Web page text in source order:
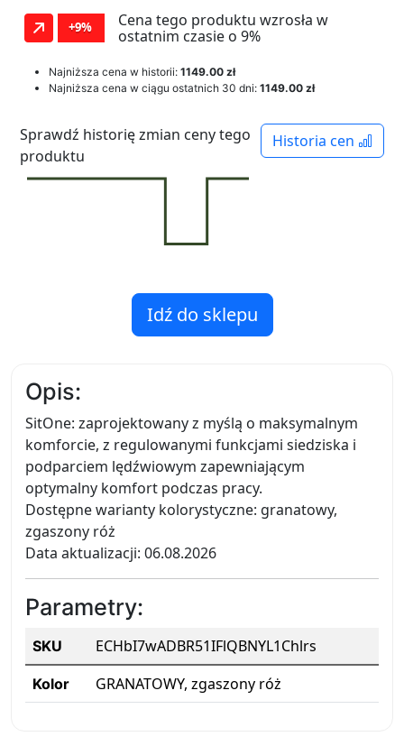
+9%
Cena tego produktu wzrosła w
ostatnim czasie o 9%
Najniższa cena w historii: 1149.00 zł
Najniższa cena w ciągu ostatnich 30 dni: 1149.00 zł
Historia cen
Sprawdź historię zmian ceny tego
produktu
Idź do sklepu
Opis:
SitOne: zaprojektowany z myślą o maksymalnym
komforcie, z regulowanymi funkcjami siedziska i
podparciem lędźwiowym zapewniającym
optymalny komfort podczas pracy.
Dostępne warianty kolorystyczne: granatowy,
zgaszony róż
Data aktualizacji: 06.08.2026
Parametry:
SKU ECHbI7wADBR51IFlQBNYL1Chlrs
Kolor GRANATOWY, zgaszony róż